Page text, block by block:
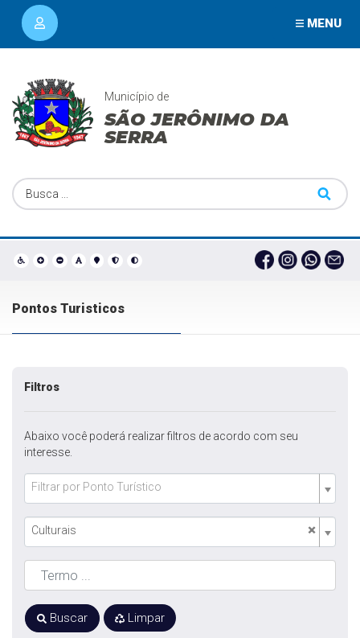
MENU
Município de
SÃO JERÔNIMO DA
SERRA
Pontos Turisticos
Filtros
Abaixo você poderá realizar filtros de acordo com seu
interesse.
Filtrar por Ponto Turístico
×
Culturais
Buscar Limpar